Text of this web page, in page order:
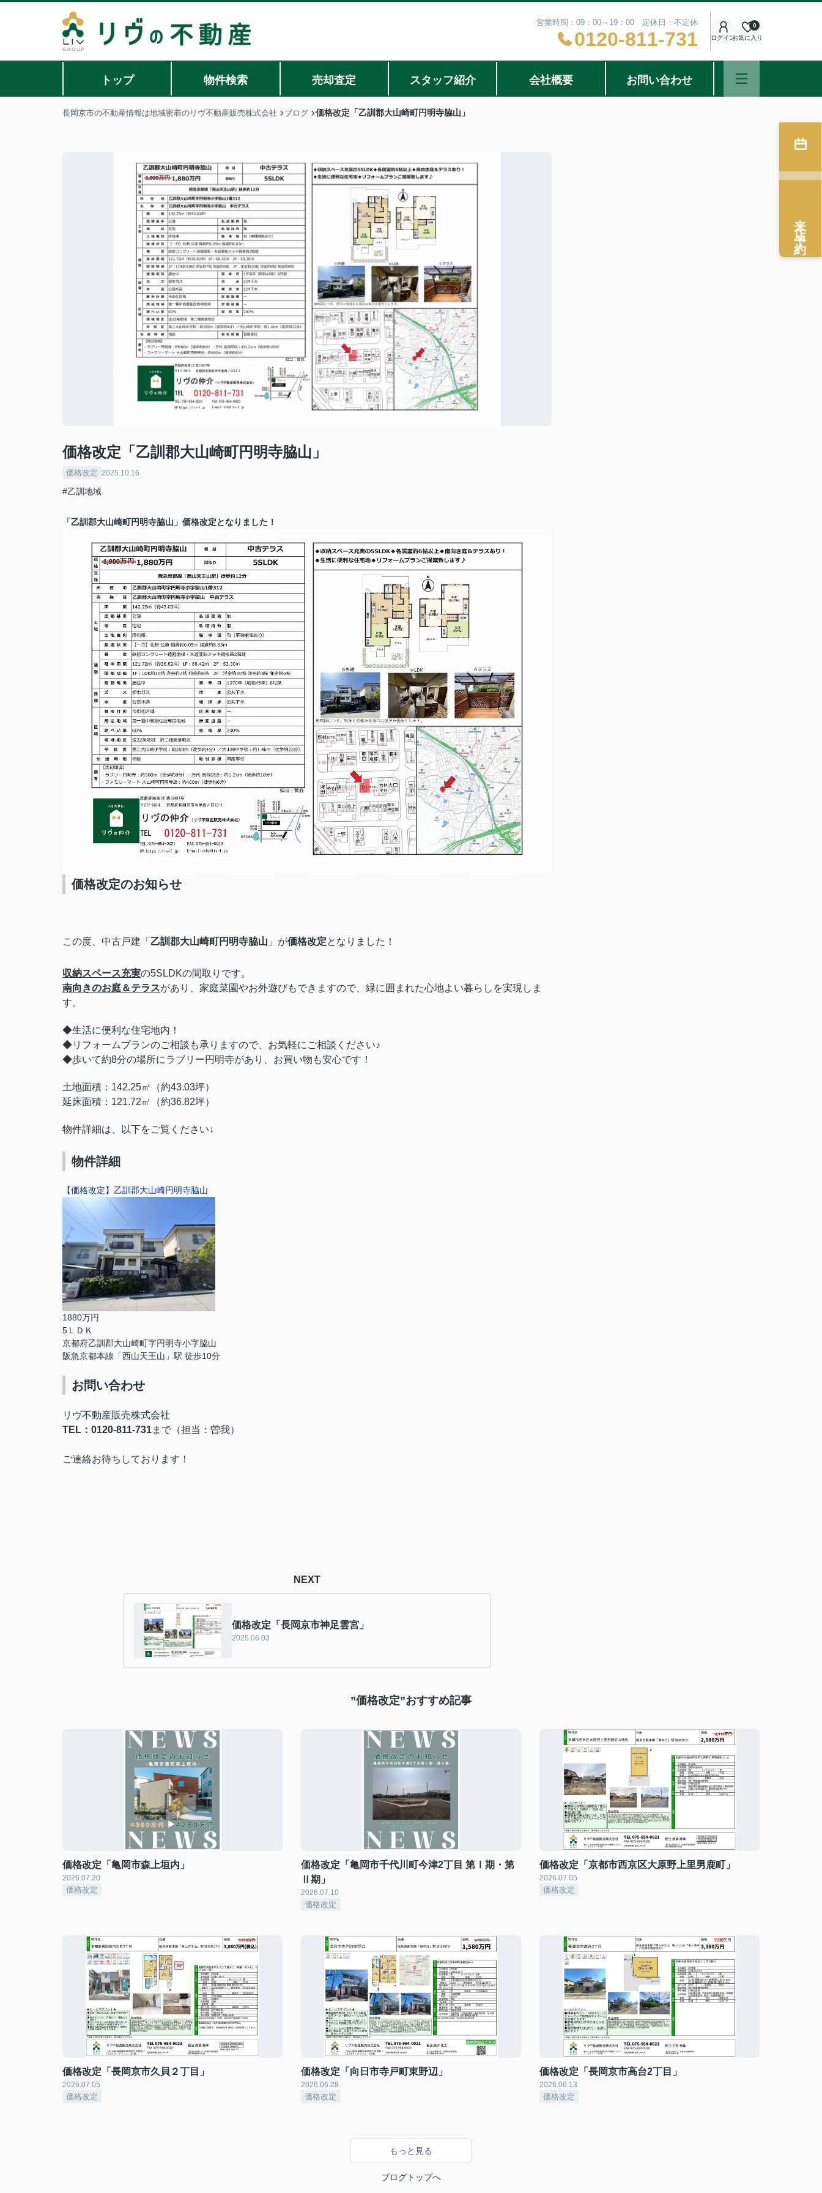
営業時間：09：00～19：00 定休日：不定休
0120-811-731 ログインお気に入り
0
トップ 物件検索 売却査定 スタッフ紹介 会社概要 お問い合わせ
長岡京市の不動産情報は地域密着のリヴ不動産販売株式会社 ブログ 価格改定「乙訓郡大山崎町円明寺脇山」
価格改定「乙訓郡大山崎町円明寺脇山」
価格改定 2025.10.16
#乙訓地域
「乙訓郡大山崎町円明寺脇山」価格改定となりました！
価格改定のお知らせ
この度、中古戸建 「 乙訓郡大山崎町円明寺脇山 」が価格改定となりました！
収納スペース充実の5SLDKの間取りです。
南向きのお庭＆テラスがあり、家庭菜園やお外遊びもできますので、緑に囲まれた心地よい暮らしを実現しま
す。
◆生活に便利な住宅地内！
◆リフォームプランのご相談も承りますので、お気軽にご相談ください♪
◆歩いて約8分の場所にラブリー円明寺があり、お買い物も安心です！
土地面積：142.25㎡（約43.03坪）
延床面積：121.72㎡（約36.82坪）
物件詳細は、以下をご覧ください↓
物件詳細
【価格改定】乙訓郡大山崎円明寺脇山
1880万円
5ＬＤＫ
京都府乙訓郡大山崎町字円明寺小字脇山
阪急京都本線「西山天王山」駅 徒歩10分
お問い合わせ
リヴ不動産販売株式会社
TEL：0120-811-731まで（担当：曽我）
ご連絡お待ちしております！
NEXT
価格改定「長岡京市神足雲宮」
2025.06.03
”価格改定”おすすめ記事
価格改定「亀岡市森上垣内」
2026.07.20
価格改定
価格改定「亀岡市千代川町今津2丁目 第Ⅰ期・第
Ⅱ期」
2026.07.10
価格改定
価格改定「京都市西京区大原野上里男鹿町」
2026.07.05
価格改定
価格改定「長岡京市久貝２丁目」
2026.07.05
価格改定
価格改定「向日市寺戸町東野辺」
2026.06.28
価格改定
価格改定「長岡京市高台2丁目」
2026.06.13
価格改定
もっと見る
ブログトップへ
来店予約